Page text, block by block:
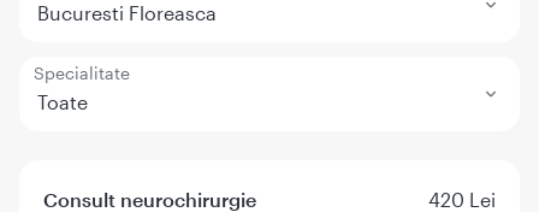
Bucuresti Floreasca
Specialitate
Toate
Consult neurochirurgie 420 Lei